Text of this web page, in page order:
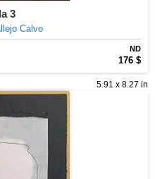
3
Calvo
ND
176 $
5.91 x 8.27 in